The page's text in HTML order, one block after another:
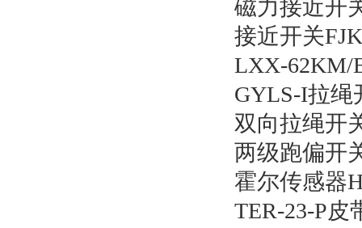
磁力接近开
接近开关
LXX-62KM/
GYLS-I拉绳
双向拉绳开
两级跑偏开
霍尔传感器
TER-23-P皮